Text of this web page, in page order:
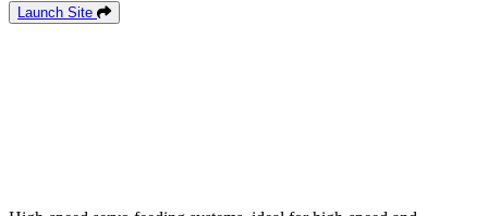
Launch Site